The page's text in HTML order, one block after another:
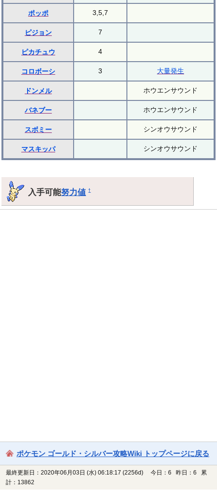
ポッポ 3,5,7
ピジョン 7
ピカチュウ 4
コロボーシ 3 大量発生
ドンメル ホウエンサウンド
バネブー ホウエンサウンド
スボミー シンオウサウンド
マスキッパ シンオウサウンド
入手可能努力値 †
ポケモン ゴールド・シルバー攻略Wiki トップページに戻る
最終更新日：2020年06月03日 (水) 06:18:17 (2256d)
今日：6 昨日：6 累
計：13862